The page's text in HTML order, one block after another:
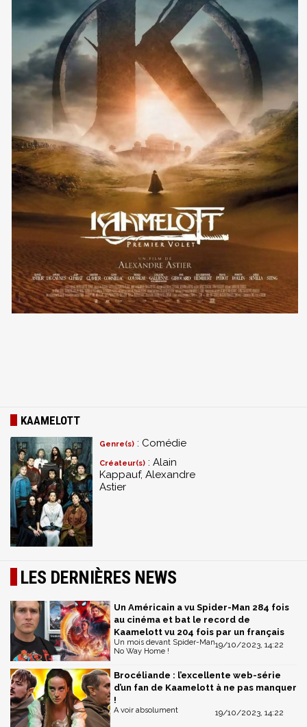
KAAMELOTT
Genre(s) : Comédie
Créateur(s) : Alain
Kappauf, Alexandre
Astier
LES DERNIÈRES NEWS
Un Américain a vu Spider-Man 284 fois
au cinéma et bat le record de
Kaamelott vu 204 fois par un français
19/10/2023, 14:22
Un mois devant Spider-Man
No Way Home !
Brocéliande : l’excellente web-série
d’un fan de Kaamelott à ne pas manquer
!
19/10/2023, 14:22
A voir absolument